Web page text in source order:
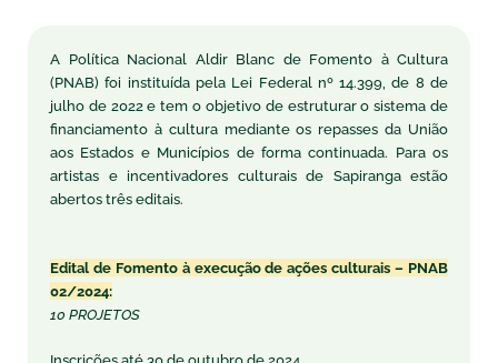
A Política Nacional Aldir Blanc de Fomento à Cultura
(PNAB) foi instituída pela Lei Federal nº 14.399, de 8 de
julho de 2022 e tem o objetivo de estruturar o sistema de
financiamento à cultura mediante os repasses da União
aos Estados e Municípios de forma continuada. Para os
artistas e incentivadores culturais de Sapiranga estão
abertos três editais.
Edital de Fomento à execução de ações culturais – PNAB
02/2024:
10 PROJETOS